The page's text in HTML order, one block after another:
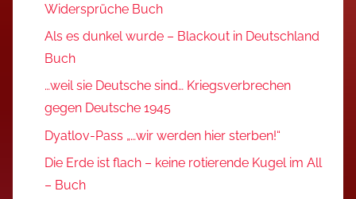
Widersprüche Buch
Als es dunkel wurde – Blackout in Deutschland
Buch
…weil sie Deutsche sind… Kriegsverbrechen
gegen Deutsche 1945
Dyatlov-Pass „…wir werden hier sterben!“
Die Erde ist flach – keine rotierende Kugel im All
– Buch